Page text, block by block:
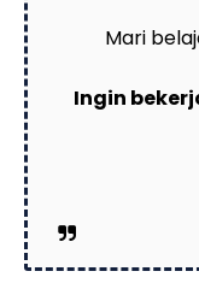
Mari
Ingin